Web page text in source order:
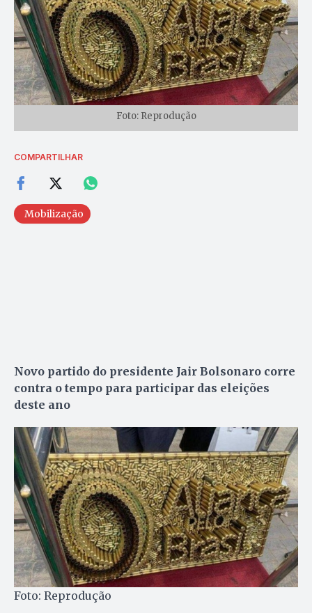
Foto: Reprodução
COMPARTILHAR
Mobilização
Novo partido do presidente Jair Bolsonaro corre
contra o tempo para participar das eleições
deste ano
Foto: Reprodução